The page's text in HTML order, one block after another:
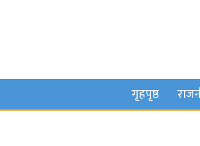
गृहपृष्ठ